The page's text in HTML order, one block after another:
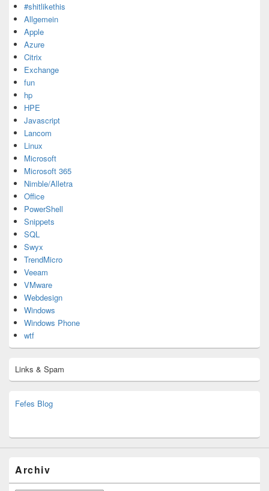
#shitlikethis
Allgemein
Apple
Azure
Citrix
Exchange
fun
hp
HPE
Javascript
Lancom
Linux
Microsoft
Microsoft 365
Nimble/Alletra
Office
PowerShell
Snippets
SQL
Swyx
TrendMicro
Veeam
VMware
Webdesign
Windows
Windows Phone
wtf
Links & Spam
Fefes Blog
Archiv